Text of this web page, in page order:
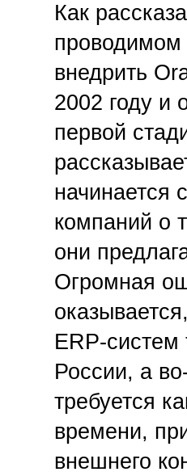
Как
проводимом
внедрить
2002 году и
первой
начинается
компаний о
они
Огромная
ERP-
России, а
требуется
времени,
внешнего